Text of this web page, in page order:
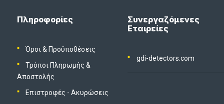
Πληροφορίες
Όροι & Προϋποθέσεις
Τρόποι Πληρωμής &
Αποστολής
Επιστροφές - Ακυρώσεις
Συνεργαζόμενες
Εταιρείες
gdi-detectors.com